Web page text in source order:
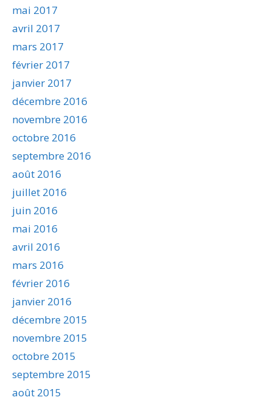
mai 2017
avril 2017
mars 2017
février 2017
janvier 2017
décembre 2016
novembre 2016
octobre 2016
septembre 2016
août 2016
juillet 2016
juin 2016
mai 2016
avril 2016
mars 2016
février 2016
janvier 2016
décembre 2015
novembre 2015
octobre 2015
septembre 2015
août 2015